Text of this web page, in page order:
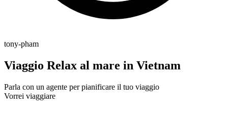
tony-pham
Viaggio Relax al mare in Vietnam
Parla con un agente per pianificare il tuo viaggio
Vorrei viaggiare